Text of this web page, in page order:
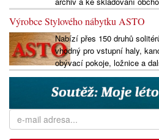
Výrobce Stylového nábytku ASTO
Nabízí přes 150 druhů
vhodný pro vstupní haly,
obývací pokoje, ložnice a